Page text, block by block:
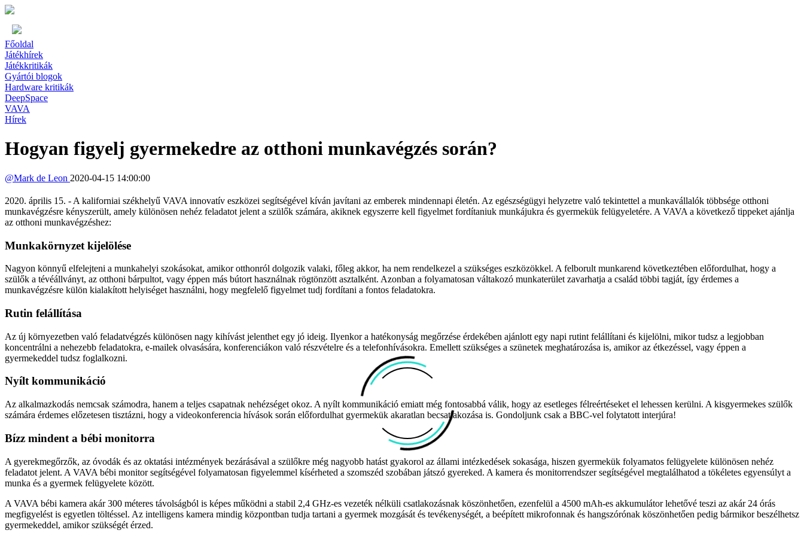
Főoldal
Játékhírek
Játékkritikák
Gyártói blogok
Hardware kritikák
DeepSpace
VAVA
Hírek
Hogyan figyelj gyermekedre az otthoni munkavégzés során?
@Mark de Leon 2020-04-15 14:00:00
2020. április 15. - A kaliforniai székhelyű VAVA innovatív eszközei segítségével kíván javítani az emberek mindennapi életén. Az egészségügyi helyzetre való tekintettel a munkavállalók többsége otthoni
munkavégzésre kényszerült, amely különösen nehéz feladatot jelent a szülők számára, akiknek egyszerre kell figyelmet fordítaniuk munkájukra és gyermekük felügyeletére. A VAVA a következő tippeket ajánlja
az otthoni munkavégzéshez:
Munkakörnyzet kijelölése
Nagyon könnyű elfelejteni a munkahelyi szokásokat, amikor otthonról dolgozik valaki, főleg akkor, ha nem rendelkezel a szükséges eszközökkel. A felborult munkarend következtében előfordulhat, hogy a
szülők a tévéállványt, az otthoni bárpultot, vagy éppen más bútort használnak rögtönzött asztalként. Azonban a folyamatosan váltakozó munkaterület zavarhatja a család többi tagját, így érdemes a
munkavégzésre külön kialakított helyiséget használni, hogy megfelelő figyelmet tudj fordítani a fontos feladatokra.
Rutin felállítása
Az új környezetben való feladatvégzés különösen nagy kihívást jelenthet egy jó ideig. Ilyenkor a hatékonyság megőrzése érdekében ajánlott egy napi rutint felállítani és kijelölni, mikor tudsz a legjobban
koncentrálni a nehezebb feladatokra, e-mailek olvasására, konferenciákon való részvételre és a telefonhívásokra. Emellett szükséges a szünetek meghatározása is, amikor az étkezéssel, vagy éppen a
gyermekeddel tudsz foglalkozni.
Nyílt kommunikáció
Az alkalmazkodás nemcsak számodra, hanem a teljes csapatnak nehézséget okoz. A nyílt kommunikáció emiatt még fontosabbá válik, hogy az esetleges félreértéseket el lehessen kerülni. A kisgyermekes szülők
számára érdemes előzetesen tisztázni, hogy a videokonferencia hívások során előfordulhat gyermekük akaratlan becsatlakozása is. Gondoljunk csak a BBC-vel folytatott interjúra!
Bízz mindent a bébi monitorra
A gyerekmegőrzők, az óvodák és az oktatási intézmények bezárásával a szülőkre még nagyobb hatást gyakorol az állami intézkedések sokasága, hiszen gyermekük folyamatos felügyelete különösen nehéz
feladatot jelent. A VAVA bébi monitor segítségével folyamatosan figyelemmel kísérheted a szomszéd szobában játszó gyereked. A kamera és monitorrendszer segítségével megtalálhatod a tökéletes egyensúlyt a
munka és a gyermek felügyelete között.
A VAVA bébi kamera akár 300 méteres távolságból is képes működni a stabil 2,4 GHz-es vezeték nélküli csatlakozásnak köszönhetően, ezenfelül a 4500 mAh-es akkumulátor lehetővé teszi az akár 24 órás
megfigyelést is egyetlen töltéssel. Az intelligens kamera mindig központban tudja tartani a gyermek mozgását és tevékenységét, a beépített mikrofonnak és hangszórónak köszönhetően pedig bármikor beszélhetsz
gyermekeddel, amikor szükségét érzed.